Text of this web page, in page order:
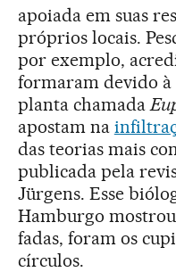
apoiada em suas
próprios locais.
por exemplo,
formaram devido à
planta chamada
apostam na
das teorias mais
publicada pela
Jürgens. Esse
Hamburgo mostrou
fadas, foram os
círculos.